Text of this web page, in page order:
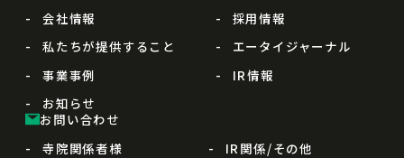
会社情報
私たちが提供すること
事業事例
お知らせ
採用情報
エータイジャーナル
IR情報
お問い合わせ
寺院関係者様
IR関係/その他